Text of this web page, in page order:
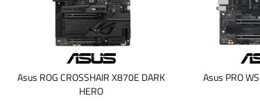
Asus ROG CROSSHAIR X870E DARK
HERO
Asus PRO